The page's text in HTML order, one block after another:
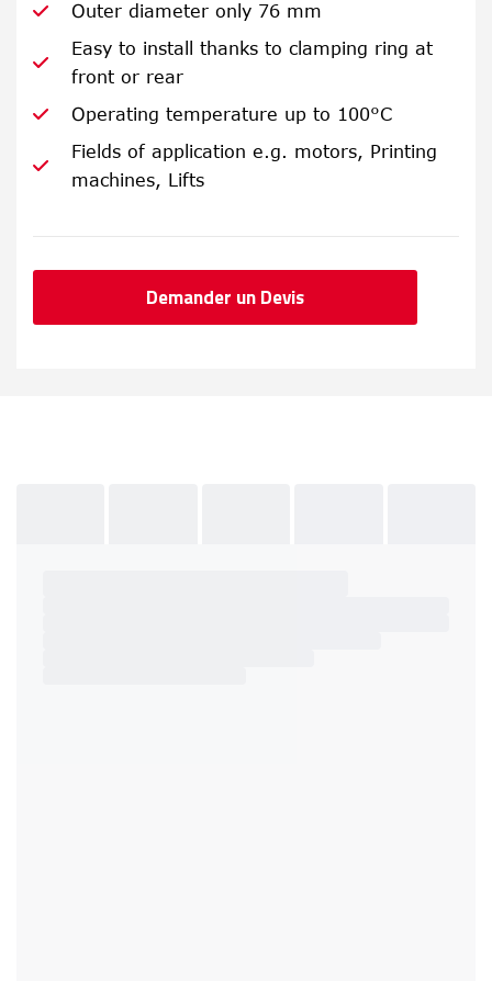
Outer diameter only 76 mm
Easy to install thanks to clamping ring at
front or rear
Operating temperature up to 100°C
Fields of application e.g. motors, Printing
machines, Lifts
Demander un Devis